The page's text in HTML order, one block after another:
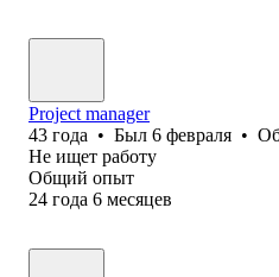
Project manager
43 года • Был 6 февраля •
Не ищет работу
Общий опыт
24 года 6 месяцев